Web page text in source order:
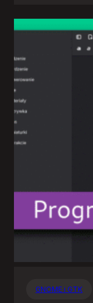
GNOME i GTK